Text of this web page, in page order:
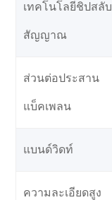
เทคโนโลยีชิปสลับ
สัญญาณ
ส่วนต่อประสาน
แบ็คเพลน
แบนด์วิดท์
ความละเอียดสูง